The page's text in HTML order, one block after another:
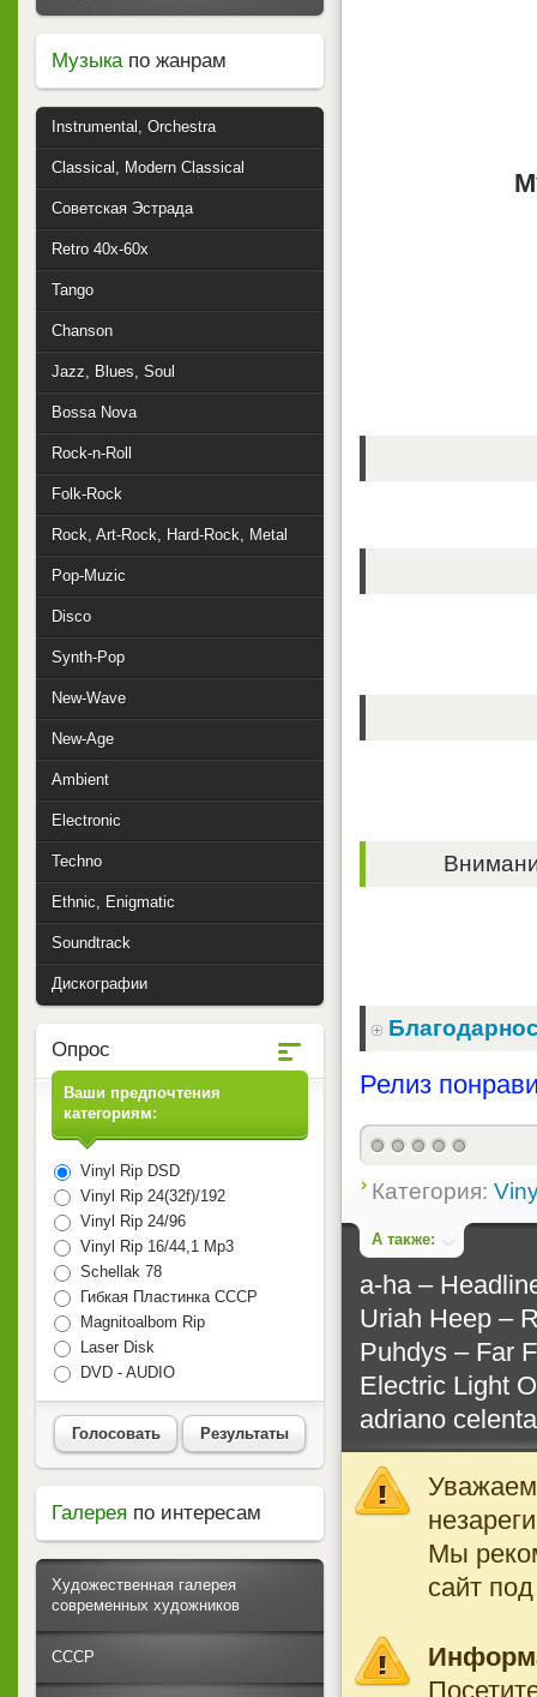
Релиз
Категория:
А также:
a-ha –
Uriah Heep –
Puhdys – Far
Electric Light
adriano
Мы
сайт
Музыкапо жанрам
Instrumental, Orchestra
Classical, Modern Classical
Советская Эстрада
Retro 40x-60x
Tango
Chanson
Jazz, Blues, Soul
Bossa Nova
Rock-n-Roll
Folk-Rock
Rock, Art-Rock, Hard-Rock, Metal
Pop-Muzic
Disco
Synth-Pop
New-Wave
New-Age
Ambient
Electronic
Techno
Ethnic, Enigmatic
Soundtrack
Дискографии
Опрос
Ваши предпочтения
категориям:
Vinyl Rip DSD
Vinyl Rip 24(32f)/192
Vinyl Rip 24/96
Vinyl Rip 16/44,1 Mp3
Schellak 78
Гибкая Пластинка СССР
Magnitoalbom Rip
Laser Disk
DVD - AUDIO
Голосовать Результаты
Галерея по интересам
Художественная галерея
современных художников
СССР